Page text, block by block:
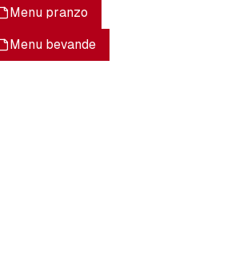
Menu pranzo
Menu bevande